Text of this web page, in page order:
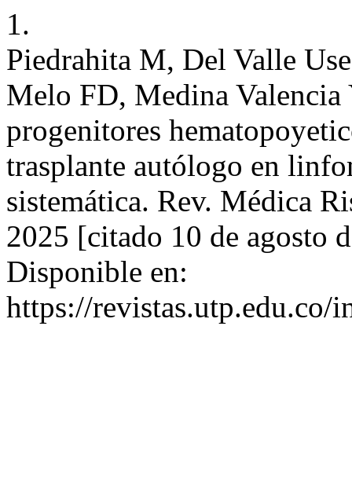
1.
Piedrahita M, Del Valle
Melo FD, Medina
progenitores
trasplante autólogo en
sistemática. Rev. Médica
2025 [citado 10 de agosto
Disponible en:
https://revistas.utp.edu.co/